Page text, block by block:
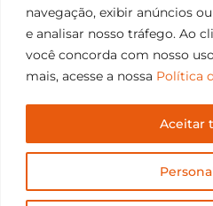
navegação, exibir anúncios
e analisar nosso tráfego. Ao
você concorda com nosso
mais, acesse a nossa Política
Aceitar
Copyright © 2006 – 2026
direitos
Desenvolvido